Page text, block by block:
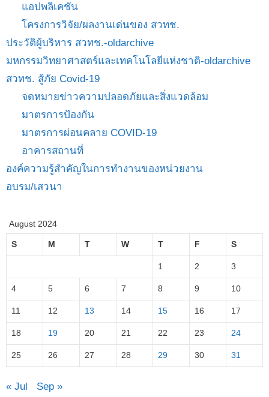
แอปพลิเคชัน
โครงการวิจัย/ผลงานเด่นของ สวทช.
ประวัติผู้บริหาร สวทช.-oldarchive
มหกรรมวิทยาศาสตร์และเทคโนโลยีแห่งชาติ-oldarchive
สวทช. สู้ภัย Covid-19
จดหมายข่าวความปลอดภัยและสิ่งแวดล้อม
มาตรการป้องกัน
มาตรการผ่อนคลาย COVID-19
อาคารสถานที่
องค์ความรู้สำคัญในการทำงานของหน่วยงาน
อบรม/เสวนา
August 2024
S M T W T F S
1 2 3
4 5 6 7 8 9 10
11 12 13 14 15 16 17
18 19 20 21 22 23 24
25 26 27 28 29 30 31
« Jul Sep »